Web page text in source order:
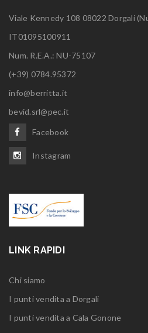
Viale Kennedy 108 08022 Dorgali
IT01095100911
Num. R.E.A.: NU-75107
(+39) 0784.95372
info@berritta.it
bevid.srl@pec.it
Facebook
Instagram
LINK RAPIDI
Chi siamo
I punti vendita a Dorgali
I punti vendita a Cala Gonone